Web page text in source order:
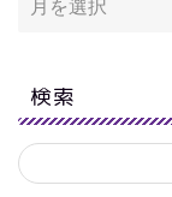
検索